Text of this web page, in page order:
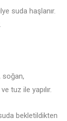
suda haşlanır.
soğan,
tuz ile yapılır.
bekletildikten